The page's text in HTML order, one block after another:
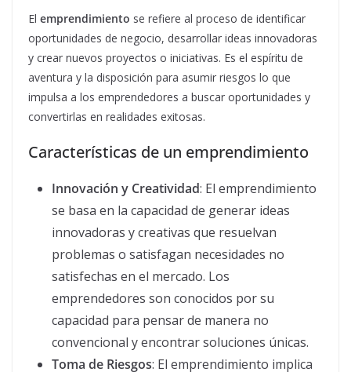
El emprendimiento se refiere al proceso de identificar
oportunidades de negocio, desarrollar ideas innovadoras
y crear nuevos proyectos o iniciativas. Es el espíritu de
aventura y la disposición para asumir riesgos lo que
impulsa a los emprendedores a buscar oportunidades y
convertirlas en realidades exitosas.
Características de un emprendimiento
Innovación y Creatividad: El emprendimiento
se basa en la capacidad de generar ideas
innovadoras y creativas que resuelvan
problemas o satisfagan necesidades no
satisfechas en el mercado. Los
emprendedores son conocidos por su
capacidad para pensar de manera no
convencional y encontrar soluciones únicas.
Toma de Riesgos: El emprendimiento implica